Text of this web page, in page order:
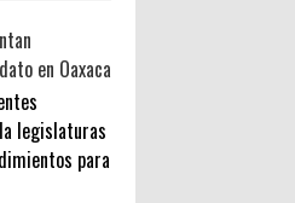
en Oaxaca
legislaturas
para